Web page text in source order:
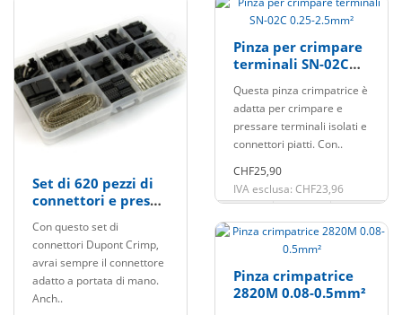
Set di 620 pezzi di
connettori e prese
Con questo set di
connettori Dupont Crimp,
avrai sempre il connettore
adatto a portata di mano.
Anch..
Pinza per crimpare
terminali SN-02C
Questa pinza crimpatrice è
adatta per crimpare e
pressare terminali isolati e
connettori piatti. Con..
CHF25,90
IVA esclusa: CHF23,96
Pinza crimpatrice
2820M 0.08-0.5mm²